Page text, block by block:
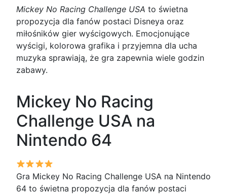
Mickey No Racing Challenge USA to świetna
propozycja dla fanów postaci Disneya oraz
miłośników gier wyścigowych. Emocjonujące
wyścigi, kolorowa grafika i przyjemna dla ucha
muzyka sprawiają, że gra zapewnia wiele godzin
zabawy.
Mickey No Racing
Challenge USA na
Nintendo 64
Gra Mickey No Racing Challenge USA na Nintendo
64 to świetna propozycja dla fanów postaci